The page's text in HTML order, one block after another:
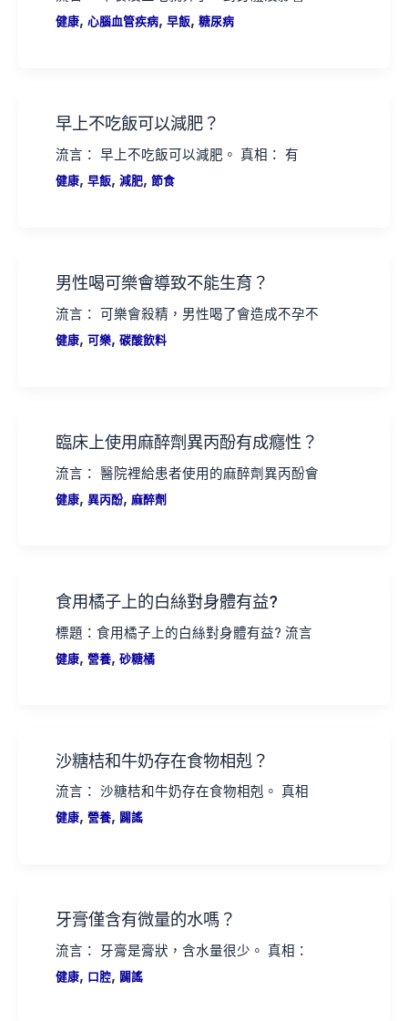
健康,心腦血管疾病,早飯,糖尿病
早上不吃飯可以減肥？
流言： 早上不吃飯可以減肥。 真相： 有
健康,早飯,減肥,節食
男性喝可樂會導致不能生育？
流言： 可樂會殺精，男性喝了會造成不孕不
健康,可樂,碳酸飲料
臨床上使用麻醉劑異丙酚有成癮性？
流言： 醫院裡給患者使用的麻醉劑異丙酚會
健康,異丙酚, 麻醉劑
食用橘子上的白絲對身體有益?
標題：食用橘子上的白絲對身體有益? 流言
健康,營養,砂糖橘
沙糖桔和牛奶存在食物相剋？
流言： 沙糖桔和牛奶存在食物相剋。 真相
健康,營養, 闢謠
牙膏僅含有微量的水嗎？
流言： 牙膏是膏狀，含水量很少。 真相：
健康, 口腔, 闢謠